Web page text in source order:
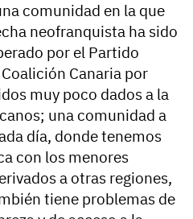
comunidad en la que
neofranquista ha sido
por el Partido
Canaria por
muy poco dados a la
una comunidad a
día, donde tenemos
con los menores
a otras regiones,
tiene problemas de